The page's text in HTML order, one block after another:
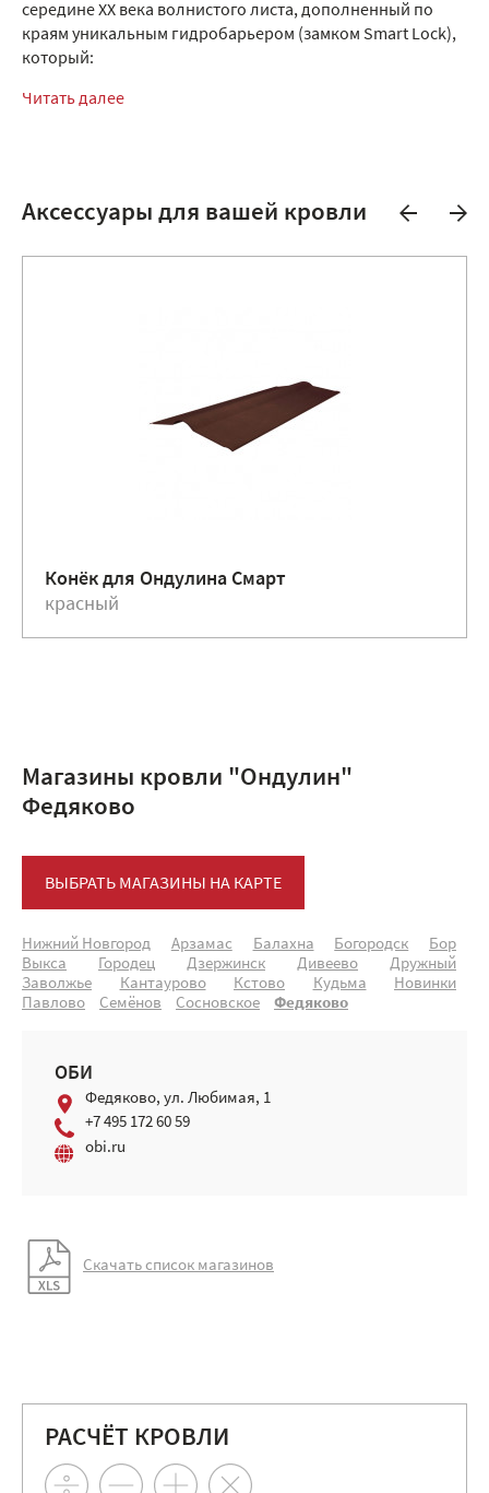
середине XX века волнистого листа, дополненный по
краям уникальным гидробарьером (замком Smart Lock),
который:
Читать далее
Аксессуары для вашей кровли
Конёк для Ондулина Смарт
красный
Магазины кровли "Ондулин"
Федяково
ВЫБРАТЬ МАГАЗИНЫ НА КАРТЕ
Нижний Новгород Арзамас Балахна Богородск
Бор
Выкса
Городец Дзержинск Дивеево
Дружный
Заволжье
Кантаурово Кстово Кудьма
Новинки
Павлово
Семёнов Сосновское Федяково
ОБИ
Федяково, ул. Любимая, 1
+7 495 172 60 59
obi.ru
Скачать список магазинов
РАСЧЁТ КРОВЛИ